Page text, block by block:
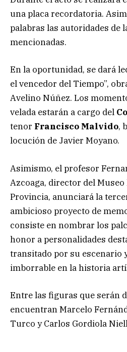
una placa recordatoria.
palabras las autoridades de
mencionadas.
En la oportunidad, se dará
el vencedor del Tiempo”,
Avelino Núñez. Los
velada estarán a cargo del
tenor Francisco Malvido,
locución de Javier Moyano.
Asimismo, el profesor
Azcoaga, director del
Provincia, anunciará la
ambicioso proyecto de
consiste en nombrar los
honor a personalidades
transitado por su escenario
imborrable en la historia
Entre las figuras que serán
encuentran Marcelo
Turco y Carlos Gordiola